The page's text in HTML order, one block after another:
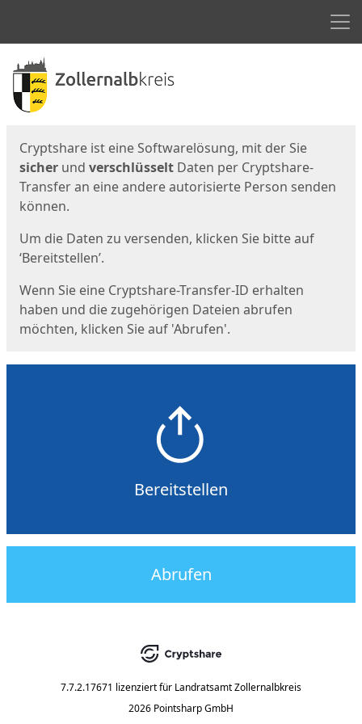
Start
Cryptshare ist eine Softwarelösung, mit der Sie
sicher und verschlüsselt Daten per Cryptshare-
Transfer an eine andere autorisierte Person senden
können.
Um die Daten zu versenden, klicken Sie bitte auf
‘Bereitstellen’.
Wenn Sie eine Cryptshare-Transfer-ID erhalten
haben und die zugehörigen Dateien abrufen
möchten, klicken Sie auf 'Abrufen'.
Bereitstellen
Abrufen
7.7.2.17671 lizenziert für Landratsamt Zollernalbkreis
2026 Pointsharp GmbH